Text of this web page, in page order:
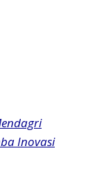
Inovasi